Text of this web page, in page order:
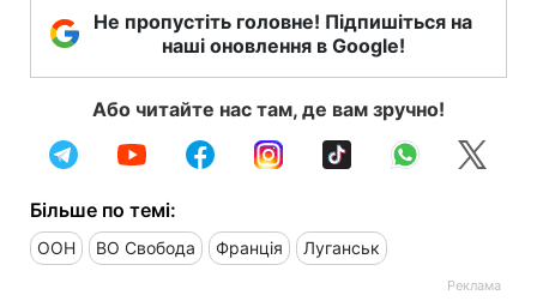
Не пропустіть головне! Підпишіться на
наші оновлення в Google!
Або читайте нас там, де вам зручно!
Більше по темі:
ООН ВО Свобода Франція Луганськ